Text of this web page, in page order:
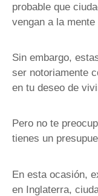
probable que
vengan a la
Sin embargo,
ser notoriamente
en tu deseo de
Pero no te
tienes un
En esta ocasión,
en Inglaterra,